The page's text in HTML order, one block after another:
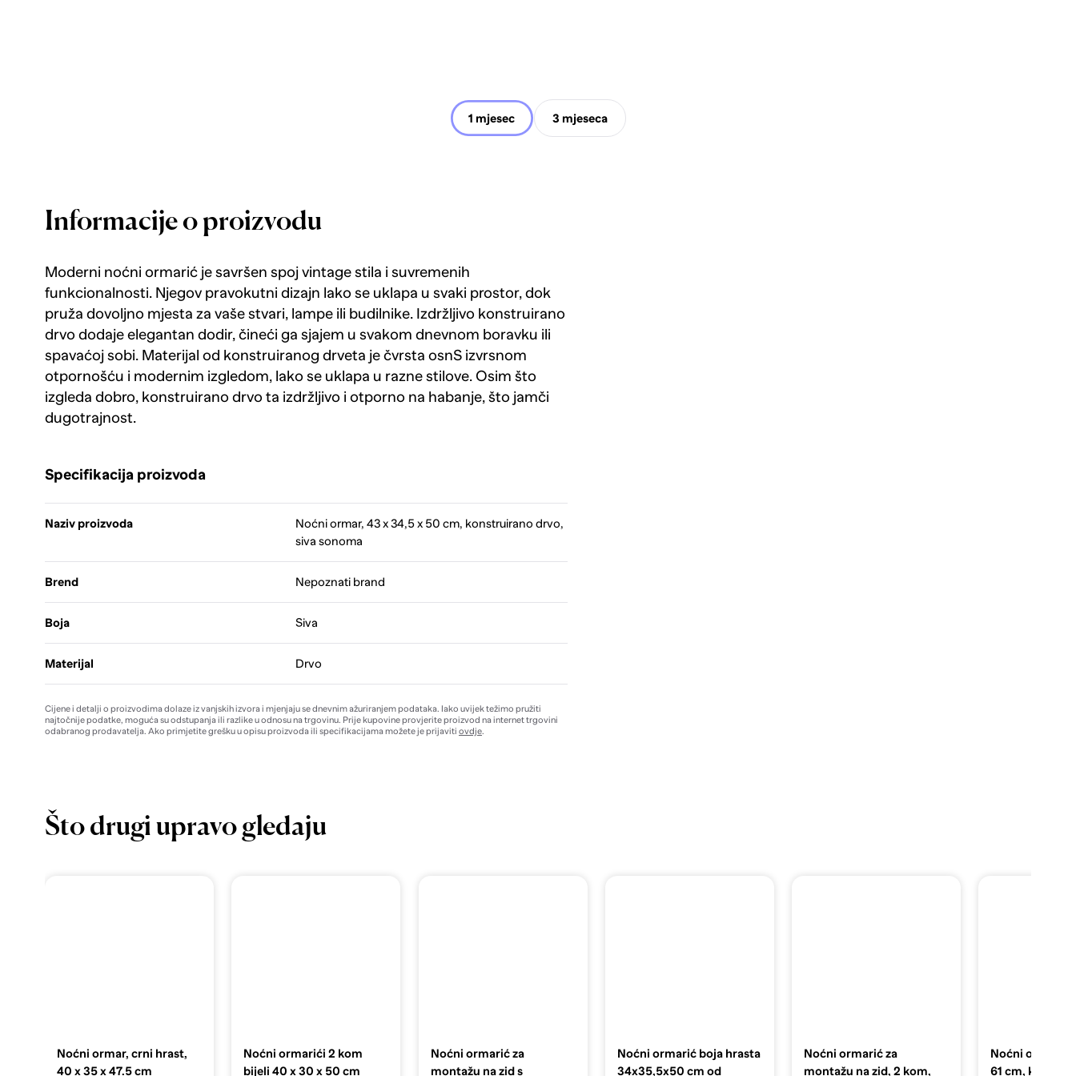
1 mjesec 3 mjeseca
Informacije o proizvodu
Moderni noćni ormarić je savršen spoj vintage stila i suvremenih
funkcionalnosti. Njegov pravokutni dizajn lako se uklapa u svaki prostor, dok
pruža dovoljno mjesta za vaše stvari, lampe ili budilnike. Izdržljivo konstruirano
drvo dodaje elegantan dodir, čineći ga sjajem u svakom dnevnom boravku ili
spavaćoj sobi. Materijal od konstruiranog drveta je čvrsta osnS izvrsnom
otpornošću i modernim izgledom, lako se uklapa u razne stilove. Osim što
izgleda dobro, konstruirano drvo ta izdržljivo i otporno na habanje, što jamči
dugotrajnost.
Specifikacija proizvoda
Naziv proizvoda
Noćni ormar, 43 x 34,5 x 50 cm, konstruirano drvo,
siva sonoma
Brend Nepoznati brand
Boja Siva
Materijal Drvo
Cijene i detalji o proizvodima dolaze iz vanjskih izvora i mjenjaju se dnevnim ažuriranjem podataka. Iako uvijek težimo pružiti
najtočnije podatke, moguća su odstupanja ili razlike u odnosu na trgovinu. Prije kupovine provjerite proizvod na internet trgovini
odabranog prodavatelja. Ako primjetite grešku u opisu proizvoda ili specifikacijama možete je prijaviti ovdje.
Što drugi upravo gledaju
Noćni ormar, crni hrast,
40 x 35 x 47.5 cm
Noćni ormarići 2 kom
bijeli 40 x 30 x 50 cm
Noćni ormarić za
montažu na zid s
Noćni ormarić boja hrasta
34x35,5x50 cm od
Noćni ormarić za
montažu na zid, 2 kom,
Noćni ormarić,
61 cm,